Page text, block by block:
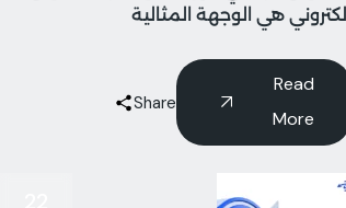
إلكتروني هي الوجهة المثالية
Read
More
Share